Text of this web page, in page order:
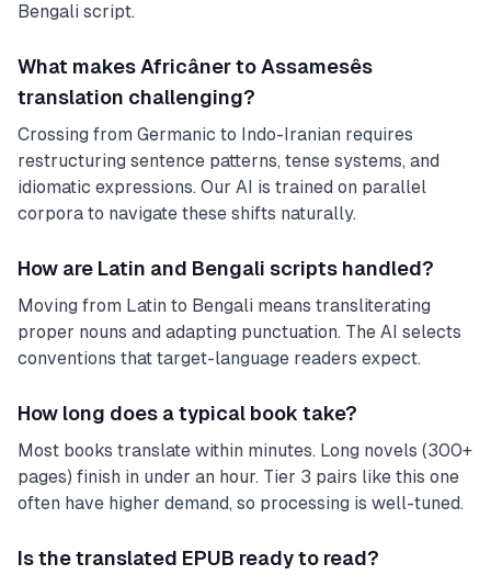
Bengali script.
What makes Africâner to Assamesês
translation challenging?
Crossing from Germanic to Indo-Iranian requires
restructuring sentence patterns, tense systems, and
idiomatic expressions. Our AI is trained on parallel
corpora to navigate these shifts naturally.
How are Latin and Bengali scripts handled?
Moving from Latin to Bengali means transliterating
proper nouns and adapting punctuation. The AI selects
conventions that target-language readers expect.
How long does a typical book take?
Most books translate within minutes. Long novels (300+
pages) finish in under an hour. Tier 3 pairs like this one
often have higher demand, so processing is well-tuned.
Is the translated EPUB ready to read?